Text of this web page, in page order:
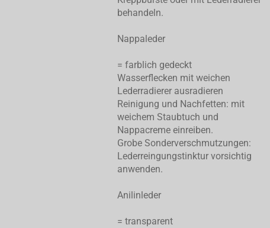
behandeln.
Nappaleder
= farblich gedeckt
Wasserflecken mit weichen
Lederradierer ausradieren
Reinigung und Nachfetten: mit
weichem Staubtuch und
Nappacreme einreiben.
Grobe Sonderverschmutzungen:
Lederreingungstinktur vorsichtig
anwenden.
Anilinleder
= transparent